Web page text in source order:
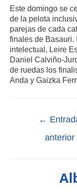
Este domingo se
de la pelota
parejas de cada
finales de Basauri.
intelectual, Leire
Daniel Calviño-
de ruedas los
Anda y Gaizka
←
anterior